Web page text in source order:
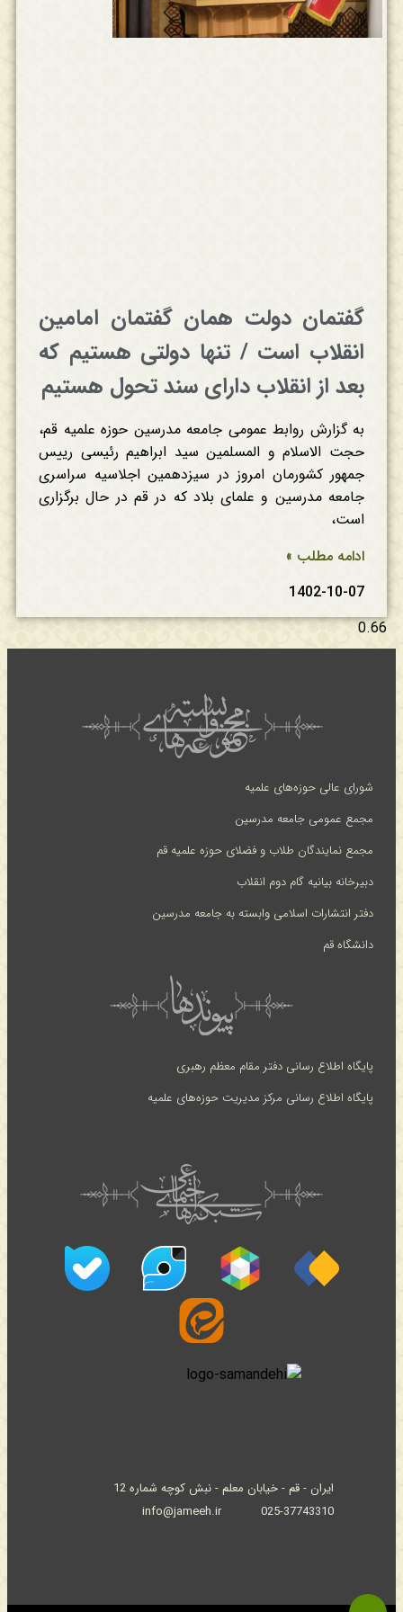
گفتمان دولت همان گفتمان امامین
انقلاب است / تنها دولتی هستیم که
بعد از انقلاب دارای سند تحول هستیم
به گزارش روابط عمومی جامعه مدرسین حوزه علمیه قم،
حجت الاسلام و المسلمین سید ابراهیم رئیسی رییس
جمهور کشورمان امروز در سیزدهمین اجلاسیه سراسری
جامعه مدرسین و علمای بلاد که در قم در حال برگزاری
است،
ادامه مطلب »
1402-10-07
شورای عالی حوزه‌های علمیه
مجمع عمومی جامعه مدرسین
مجمع نمایندگان طلاب و فضلای حوزه علمیه قم
دبیرخانه بیانیه گام دوم انقلاب
دفتر انتشارات اسلامی وابسته به جامعه مدرسین
دانشگاه قم
پایگاه اطلاع رسانی دفتر مقام معظم رهبری
پایگاه اطلاع رسانی مرکز مدیریت حوزه‌های علمیه
ایران - قم - خیابان معلم - نبش کوچه شماره 12
025-37743310
info@jameeh.ir